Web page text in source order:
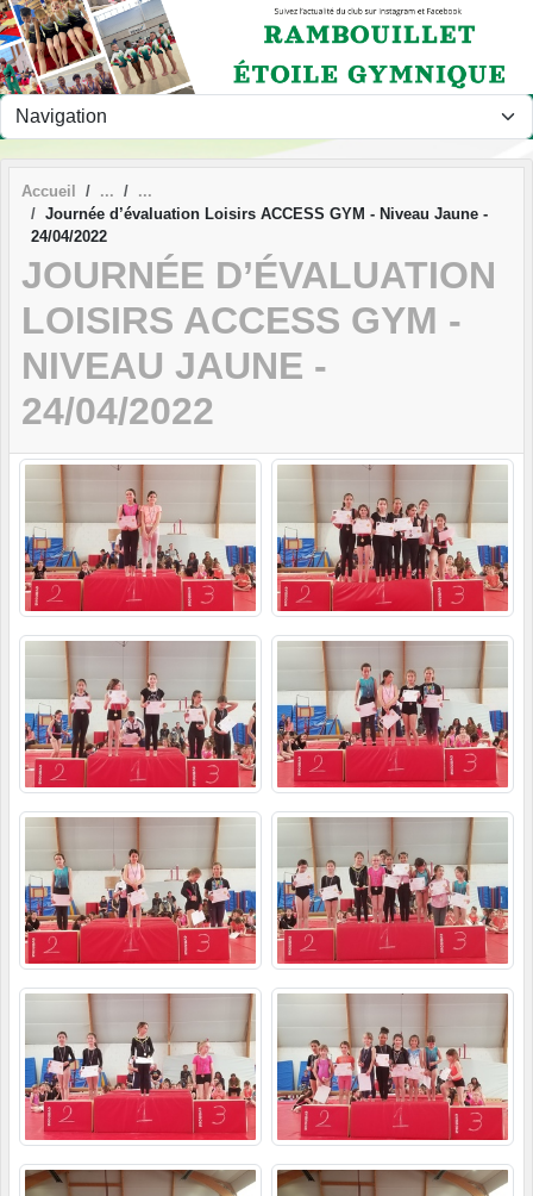
Accueil
Journée d’évaluation Loisirs ACCESS GYM - Niveau Jaune -
24/04/2022
JOURNÉE D’ÉVALUATION
LOISIRS ACCESS GYM -
NIVEAU JAUNE -
24/04/2022
Panneau de gestion des cookies